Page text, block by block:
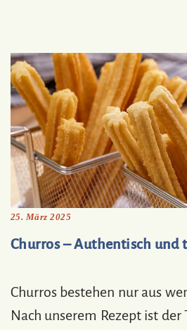
25. März 2025
Churros – Authentisch
Churros bestehen nur aus
Nach unserem Rezept ist der